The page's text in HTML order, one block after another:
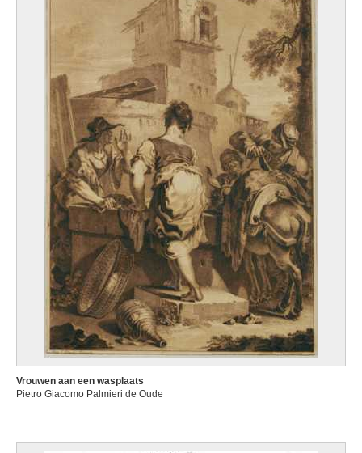
Vrouwen aan een wasplaats
Pietro Giacomo Palmieri de Oude